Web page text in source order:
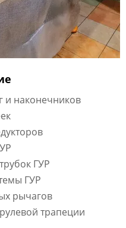
и наконечников
ГУР
ГУР
рычагов
трапеции